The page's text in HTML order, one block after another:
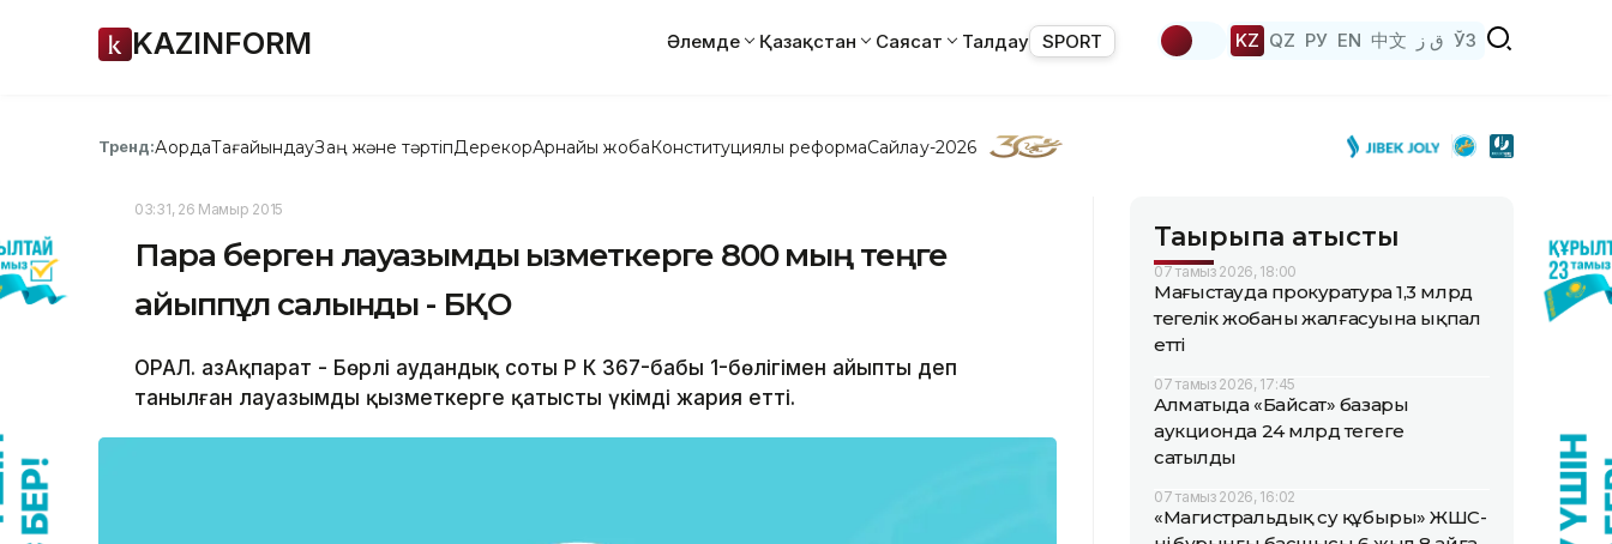
KAZINFORM Әлемде Қазақстан Саясат Талдау SPORT KZ QZ РУ EN 中文 ق ز ЎЗ
Тренд:АқордаТағайындауЗаң және тәртіпДерекқорАрнайы жобаКонституциялық реформаСайлау-2026
03:31, 26 Мамыр 2015
Пара берген лауазымды қызметкерге 800 мың теңге
айыппұл салынды - БҚО
ОРАЛ. ҚазАқпарат - Бөрлі аудандық соты ҚР ҚК 367-бабы 1-бөлігімен айыпты деп
танылған лауазымды қызметкерге қатысты үкімді жария етті.
Тақырыпқа қатысты
07 тамыз 2026, 18:00
Маңғыстауда прокуратура 1,3 млрд
теңгелік жобаның жалғасуына ықпал
етті
07 тамыз 2026, 17:45
Алматыда «Байсат» базары
аукционда 24 млрд теңгеге
сатылды
07 тамыз 2026, 16:02
«Магистральдық су құбыры» ЖШС-